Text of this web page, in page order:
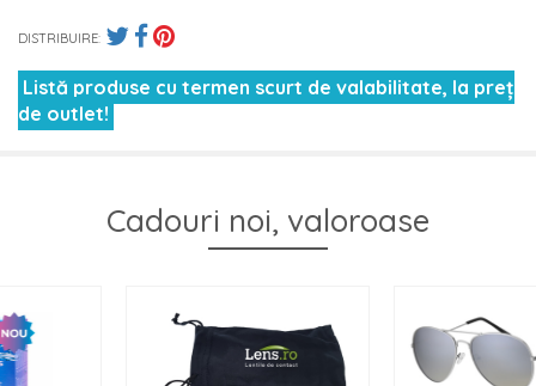
DISTRIBUIRE:
Listă produse cu termen scurt de valabilitate, la preț
de outlet!
Cadouri noi, valoroase